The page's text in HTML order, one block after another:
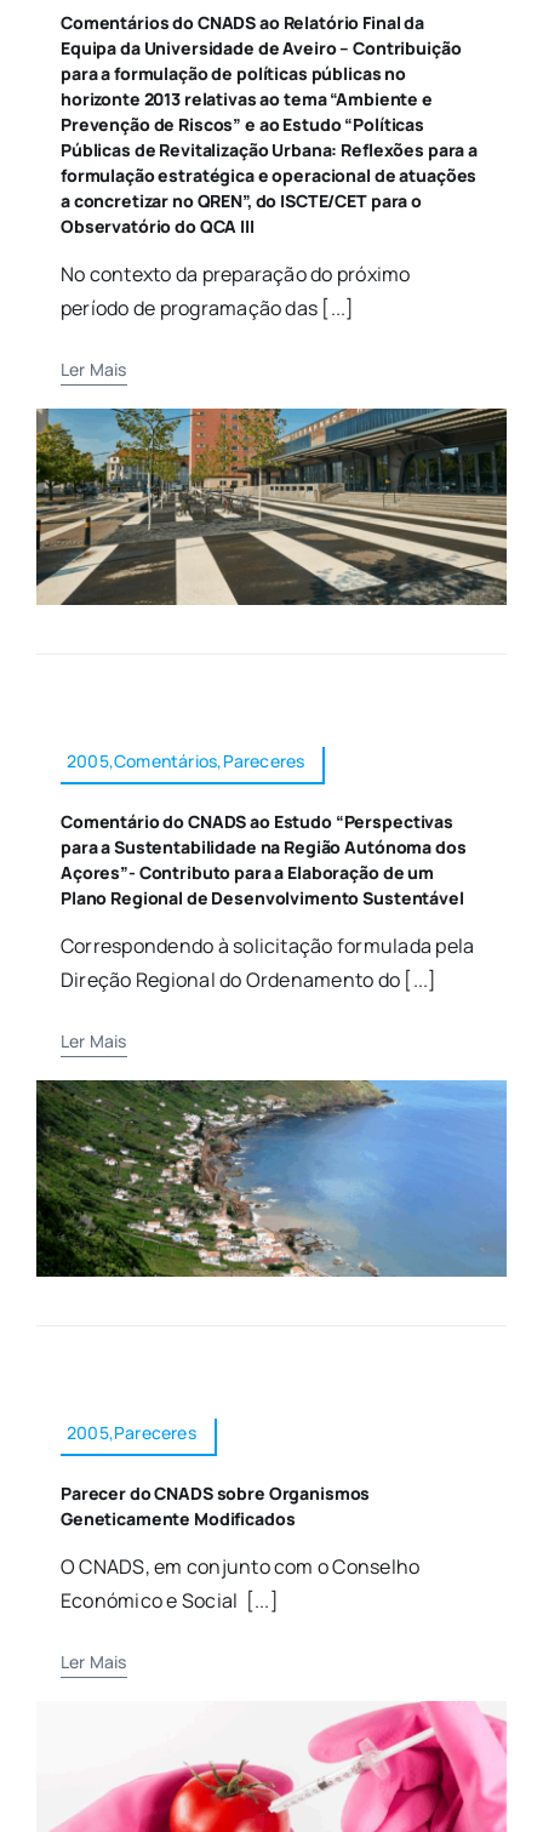
Comentários do CNADS ao Relatório Final da
Equipa da Universidade de Aveiro – Contribuição
para a formulação de políticas públicas no
horizonte 2013 relativas ao tema “Ambiente e
Prevenção de Riscos” e ao Estudo “Políticas
Públicas de Revitalização Urbana: Reflexões para a
formulação estratégica e operacional de atuações
a concretizar no QREN”, do ISCTE/CET para o
Observatório do QCA III
No contexto da preparação do próximo
período de programação das [...]
Ler Mais
2005,Comentários,Pareceres
Comentário do CNADS ao Estudo “Perspectivas
para a Sustentabilidade na Região Autónoma dos
Açores”- Contributo para a Elaboração de um
Plano Regional de Desenvolvimento Sustentável
Correspondendo à solicitação formulada pela
Direção Regional do Ordenamento do [...]
Ler Mais
2005,Pareceres
Parecer do CNADS sobre Organismos
Geneticamente Modificados
O CNADS, em conjunto com o Conselho
Económico e Social [...]
Ler Mais